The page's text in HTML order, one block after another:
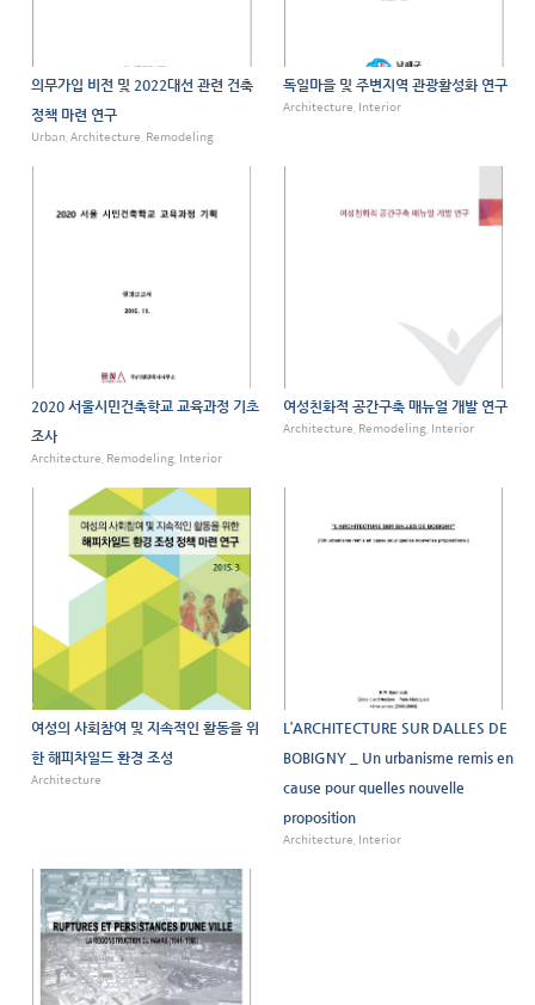
의무가입 비전 및 2022대선 관련 건축
정책 마련 연구
Urban, Architecture, Remodeling
독일마을 및 주변지역 관광활성화 연구
Architecture, Interior
2020 서울시민건축학교 교육과정 기초
조사
Architecture, Remodeling, Interior
여성친화적 공간구축 매뉴얼 개발 연구
Architecture, Remodeling, Interior
여성의 사회참여 및 지속적인 활동을 위
한 해피차일드 환경 조성
Architecture
L’ARCHITECTURE SUR DALLES DE
BOBIGNY _ Un urbanisme remis en
cause pour quelles nouvelle
proposition
Architecture, Interior